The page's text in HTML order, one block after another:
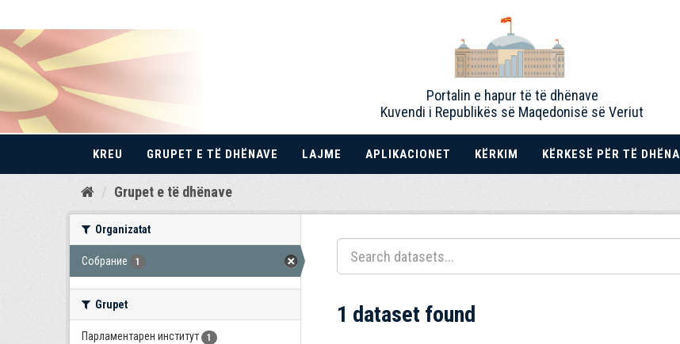
Kalo
Portalin e hapur të të dhënave
Kuvendi i Republikës së Maqedonisë së Veriut
KREU GRUPET E TË DHËNAVE LAJME APLIKACIONET KËRKIM KËRKESË PËR TË DHËNA
Grupet e të dhënave
Organizatat
Собрание 1
Grupet
Парламентарен институт 1
1 dataset found